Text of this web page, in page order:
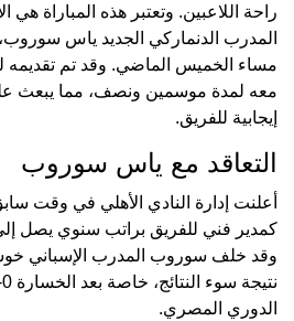
راحة اللاعبين. وتعتبر هذه المباراة هي
المدرب الدنماركي الجديد ياس
مساء الخميس الماضي. وقد تم تقديمه
معه لمدة موسمين ونصف، مما يبعث
إيجابية للفريق.
التعاقد مع ياس سوروب
أعلنت إدارة النادي الأهلي في وقت
وقد خلف سوروب المدرب الإسباني
الدوري المصري.